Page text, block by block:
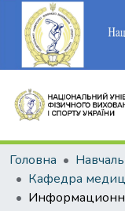
Головна